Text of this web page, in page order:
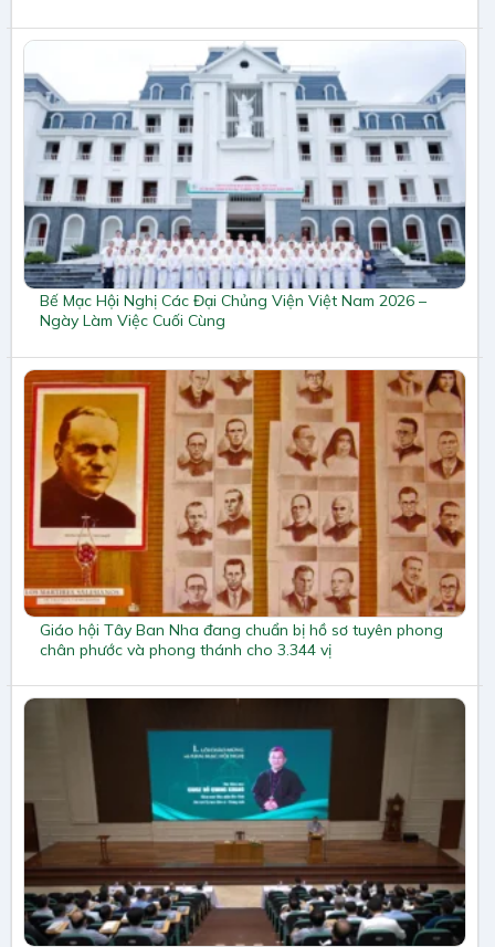
Bế Mạc Hội Nghị Các Đại Chủng Viện Việt Nam 2026 –
Ngày Làm Việc Cuối Cùng
Giáo hội Tây Ban Nha đang chuẩn bị hồ sơ tuyên phong
chân phước và phong thánh cho 3.344 vị